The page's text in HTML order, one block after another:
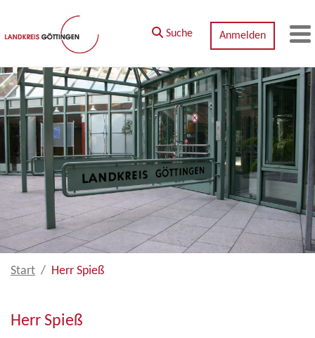
Zum Hauptinhalt springen
Suche Anmelden
Start Herr Spieß
Herr Spieß